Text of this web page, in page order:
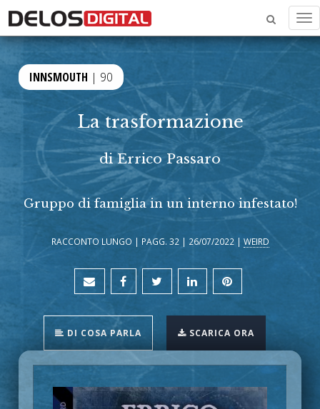
INNSMOUTH | 90
La trasformazione
diErrico Passaro
Gruppo di famiglia in un interno infestato!
RACCONTO LUNGO | PAGG. 32 | 26/07/2022 | WEIRD
DI COSA PARLA SCARICA ORA